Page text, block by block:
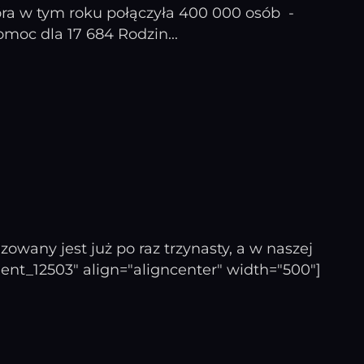
w tym roku połączyła 400 000 osób -
dla 17 684 Rodzin...
jest już po raz trzynasty, a w naszej
align="aligncenter" width="500"]